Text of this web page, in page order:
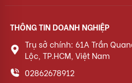
THÔNG TIN DOANH NGHIỆP
Trụ sở chính: 61A Trần
Lộc, TP.HCM, Việt Nam
02862678912